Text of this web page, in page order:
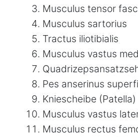
Musculus tensor
Musculus sartorius
Tractus iliotibialis
Musculus vastus
Pes anserinus
Kniescheibe (Patella)
Musculus vastus
Musculus rectus